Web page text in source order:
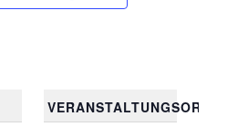
VERANSTALTUNGSORT